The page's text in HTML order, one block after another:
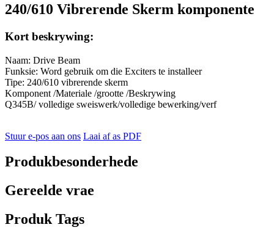
240/610 Vibrerende Skerm komponente
Kort beskrywing:
Naam: Drive Beam
Funksie: Word gebruik om die Exciters te installeer
Tipe: 240/610 vibrerende skerm
Komponent /Materiale /grootte /Beskrywing
Q345B/ volledige sweiswerk/volledige bewerking/verf
Stuur e-pos aan ons Laai af as PDF
Produkbesonderhede
Gereelde vrae
Produk Tags